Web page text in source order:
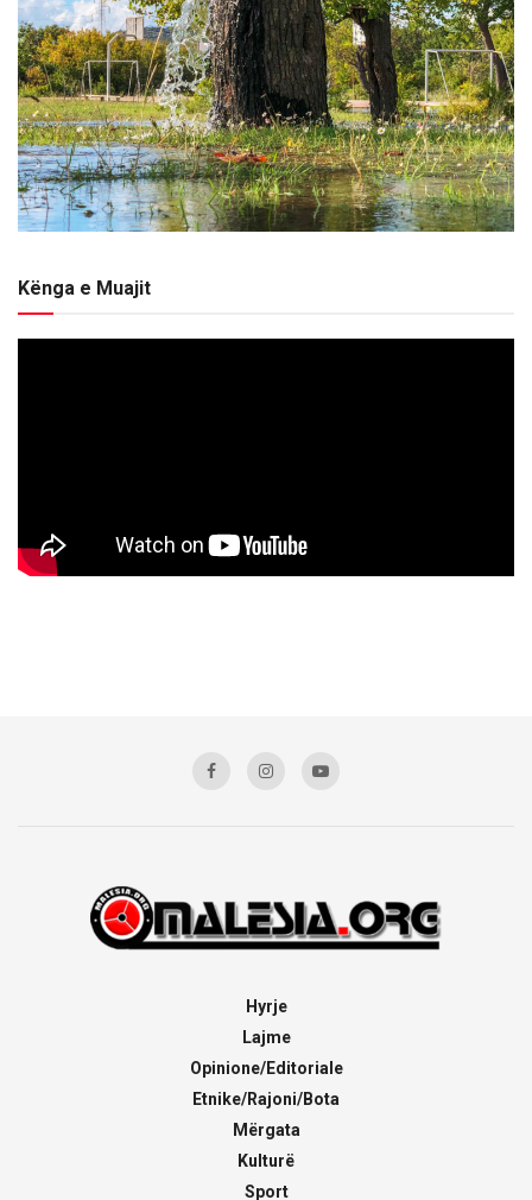
Kënga e Muajit
Hyrje
Lajme
Opinione/Editoriale
Etnike/Rajoni/Bota
Mërgata
Kulturë
Sport